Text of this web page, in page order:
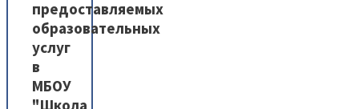
предоставляемых
образовательных
услуг
в
МБОУ